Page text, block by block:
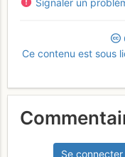
Ce contenu est sous
Se